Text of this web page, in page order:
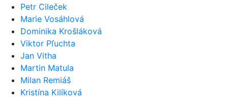
Petr Cileček
Marie Vosáhlová
Dominika Krošláková
Viktor Pľuchta
Jan Vitha
Martin Matula
Milan Remiáš
Kristína Kilíková